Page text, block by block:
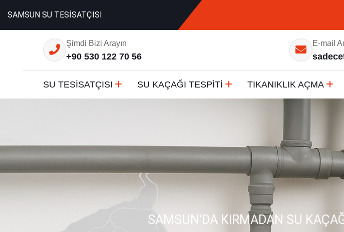
SAMSUN SU TESİSATÇISI
Şimdi Bizi Arayın
+90 530 122 70 56
E-mail
SU TESİSATÇISI SU KAÇAĞI TESPİTİ TIKANIKLIK AÇMA
SAMSUN'DA KIRMADAN SU